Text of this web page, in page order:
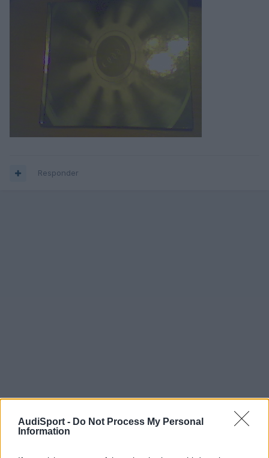
AudiSport - Do Not Process My Personal
Information
Responder